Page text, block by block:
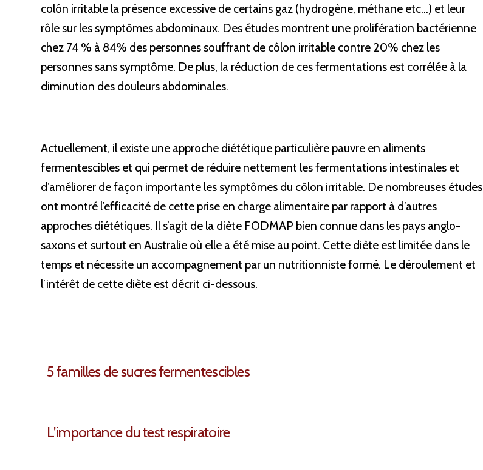
colôn irritable la présence excessive de certains gaz (hydrogène, méthane etc…) et leur
rôle sur les symptômes abdominaux. Des études montrent une prolifération bactérienne
chez 74 % à 84% des personnes souffrant de côlon irritable contre 20% chez les
personnes sans symptôme. De plus, la réduction de ces fermentations est corrélée à la
diminution des douleurs abdominales.
Actuellement, il existe une approche diététique particulière pauvre en aliments
fermentescibles et qui permet de réduire nettement les fermentations intestinales et
d’améliorer de façon importante les symptômes du côlon irritable. De nombreuses études
ont montré l’efficacité de cette prise en charge alimentaire par rapport à d’autres
approches diététiques. Il s’agit de la diète FODMAP bien connue dans les pays anglo-
saxons et surtout en Australie où elle a été mise au point. Cette diète est limitée dans le
temps et nécessite un accompagnement par un nutritionniste formé. Le déroulement et
l’intérêt de cette diète est décrit ci-dessous.
5 familles de sucres fermentescibles
L’importance du test respiratoire